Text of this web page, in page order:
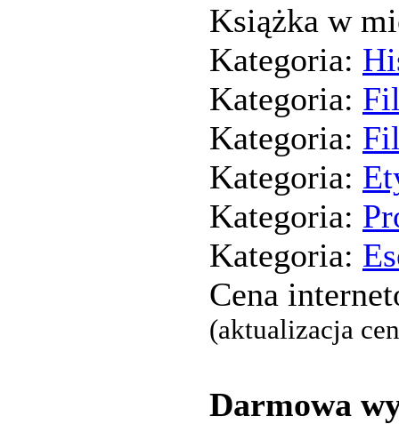
Książka w
Kategoria:
Kategoria:
Kategoria:
Kategoria:
Kategoria:
Kategoria:
Cena
(aktualizacja
Darmowa